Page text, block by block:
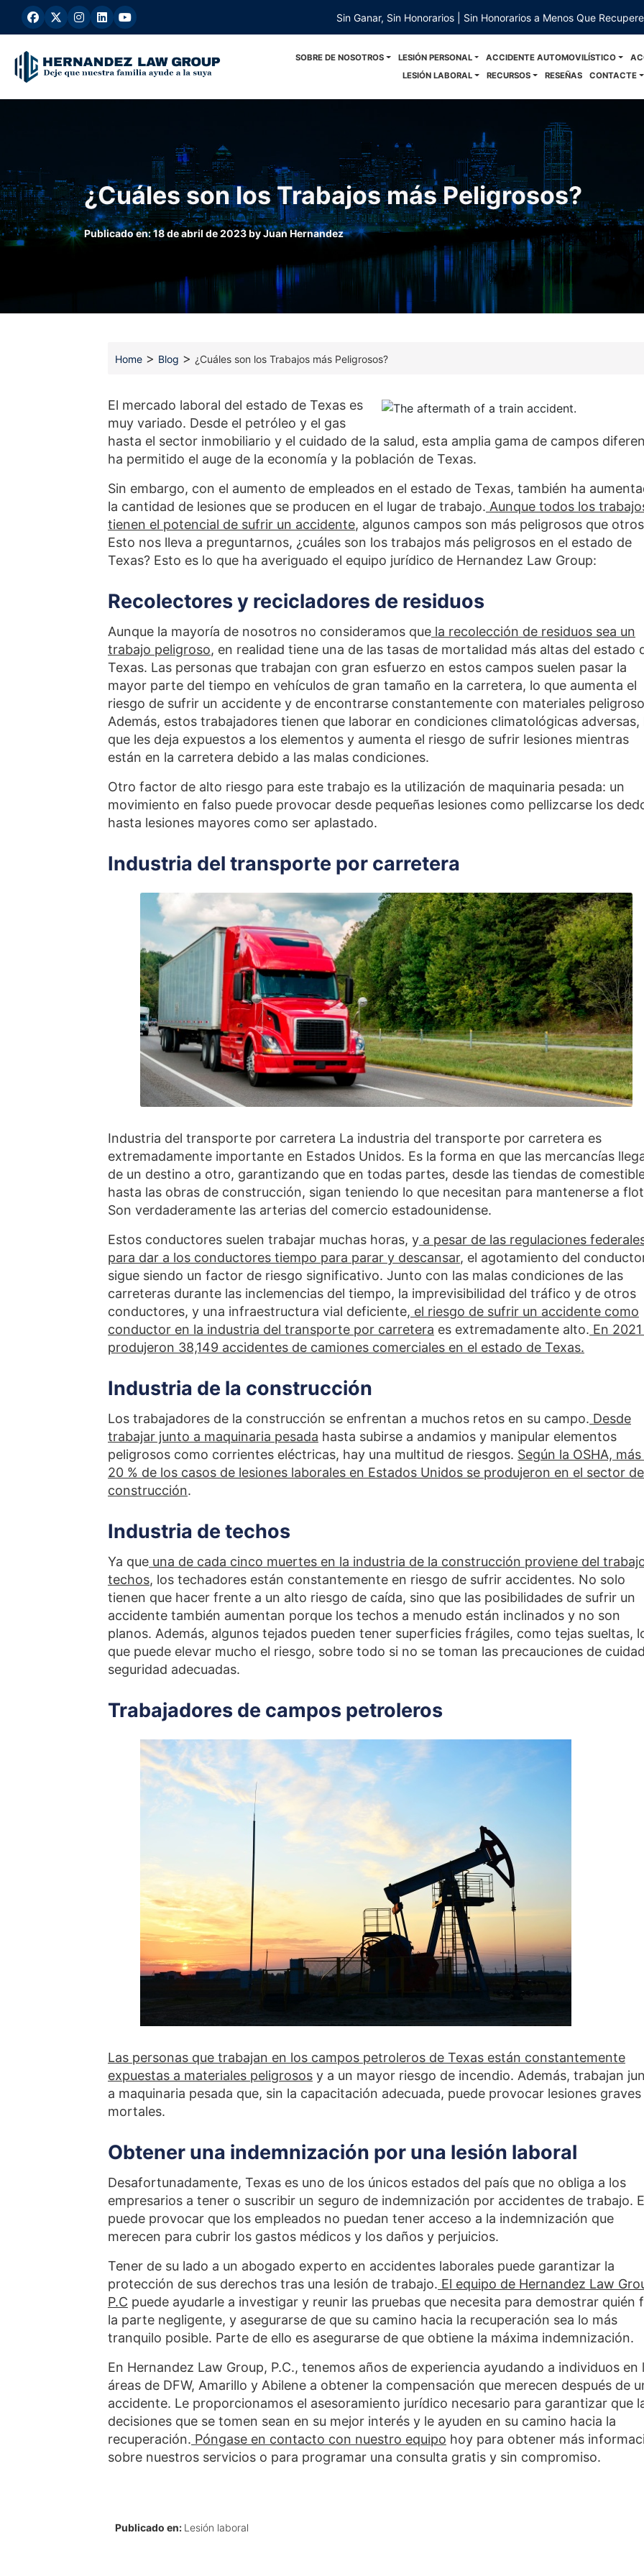
Sin Ganar, Sin Honorarios | Sin Honorarios a Menos Que
SOBRE DE NOSOTROS LESIÓN PERSONAL ACCIDENTE AUTOMOVILÍSTICO
LESIÓN LABORAL
RECURSOS RESEÑAS CONTACTE
¿Cuáles son los Trabajos más Peligrosos?
Publicado en:18 de abril de 2023byJuan Hernandez
Home > Blog > ¿Cuáles son los Trabajos más Peligrosos?
El mercado laboral del estado de Texas es
muy variado. Desde el petróleo y el gas
hasta el sector inmobiliario y el cuidado de la salud, esta amplia gama de campos
ha permitido el auge de la economía y la población de Texas.
Sin embargo, con el aumento de empleados en el estado de Texas, también ha
la cantidad de lesiones que se producen en el lugar de trabajo. Aunque todos los
tienen el potencial de sufrir un accidente, algunos campos son más peligrosos que
Esto nos lleva a preguntarnos, ¿cuáles son los trabajos más peligrosos en el estado de
Texas? Esto es lo que ha averiguado el equipo jurídico de Hernandez Law Group:
Recolectores y recicladores de residuos
Aunque la mayoría de nosotros no consideramos que la recolección de residuos sea un
trabajo peligroso, en realidad tiene una de las tasas de mortalidad más altas del estado
Texas. Las personas que trabajan con gran esfuerzo en estos campos suelen pasar la
mayor parte del tiempo en vehículos de gran tamaño en la carretera, lo que aumenta el
riesgo de sufrir un accidente y de encontrarse constantemente con materiales
Además, estos trabajadores tienen que laborar en condiciones climatológicas adversas,
que les deja expuestos a los elementos y aumenta el riesgo de sufrir lesiones mientras
están en la carretera debido a las malas condiciones.
Otro factor de alto riesgo para este trabajo es la utilización de maquinaria pesada: un
movimiento en falso puede provocar desde pequeñas lesiones como pellizcarse los
hasta lesiones mayores como ser aplastado.
Industria del transporte por carretera
Industria del transporte por carretera La industria del transporte por carretera es
extremadamente importante en Estados Unidos. Es la forma en que las mercancías
de un destino a otro, garantizando que en todas partes, desde las tiendas de
hasta las obras de construcción, sigan teniendo lo que necesitan para mantenerse a
Son verdaderamente las arterias del comercio estadounidense.
Estos conductores suelen trabajar muchas horas, y a pesar de las regulaciones
para dar a los conductores tiempo para parar y descansar, el agotamiento del
sigue siendo un factor de riesgo significativo. Junto con las malas condiciones de las
carreteras durante las inclemencias del tiempo, la imprevisibilidad del tráfico y de otros
conductores, y una infraestructura vial deficiente, el riesgo de sufrir un accidente como
conductor en la industria del transporte por carretera es extremadamente alto. En
produjeron 38,149 accidentes de camiones comerciales en el estado de Texas.
Industria de la construcción
Los trabajadores de la construcción se enfrentan a muchos retos en su campo. Desde
trabajar junto a maquinaria pesada hasta subirse a andamios y manipular elementos
peligrosos como corrientes eléctricas, hay una multitud de riesgos. Según la OSHA, más
20 % de los casos de lesiones laborales en Estados Unidos se produjeron en el sector
construcción.
Industria de techos
Ya que una de cada cinco muertes en la industria de la construcción proviene del
techos, los techadores están constantemente en riesgo de sufrir accidentes. No solo
tienen que hacer frente a un alto riesgo de caída, sino que las posibilidades de sufrir un
accidente también aumentan porque los techos a menudo están inclinados y no son
planos. Además, algunos tejados pueden tener superficies frágiles, como tejas sueltas,
que puede elevar mucho el riesgo, sobre todo si no se toman las precauciones de
seguridad adecuadas.
Trabajadores de campos petroleros
Las personas que trabajan en los campos petroleros de Texas están constantemente
expuestas a materiales peligrosos y a un mayor riesgo de incendio. Además, trabajan
a maquinaria pesada que, sin la capacitación adecuada, puede provocar lesiones graves
mortales.
Obtener una indemnización por una lesión laboral
Desafortunadamente, Texas es uno de los únicos estados del país que no obliga a los
empresarios a tener o suscribir un seguro de indemnización por accidentes de trabajo.
puede provocar que los empleados no puedan tener acceso a la indemnización que
merecen para cubrir los gastos médicos y los daños y perjuicios.
Tener de su lado a un abogado experto en accidentes laborales puede garantizar la
protección de sus derechos tras una lesión de trabajo. El equipo de Hernandez Law
P.C puede ayudarle a investigar y reunir las pruebas que necesita para demostrar quién
la parte negligente, y asegurarse de que su camino hacia la recuperación sea lo más
tranquilo posible. Parte de ello es asegurarse de que obtiene la máxima indemnización.
En Hernandez Law Group, P.C., tenemos años de experiencia ayudando a individuos en
áreas de DFW, Amarillo y Abilene a obtener la compensación que merecen después de
accidente. Le proporcionamos el asesoramiento jurídico necesario para garantizar que
decisiones que se tomen sean en su mejor interés y le ayuden en su camino hacia la
recuperación. Póngase en contacto con nuestro equipo hoy para obtener más
sobre nuestros servicios o para programar una consulta gratis y sin compromiso.
Publicado en: Lesión laboral